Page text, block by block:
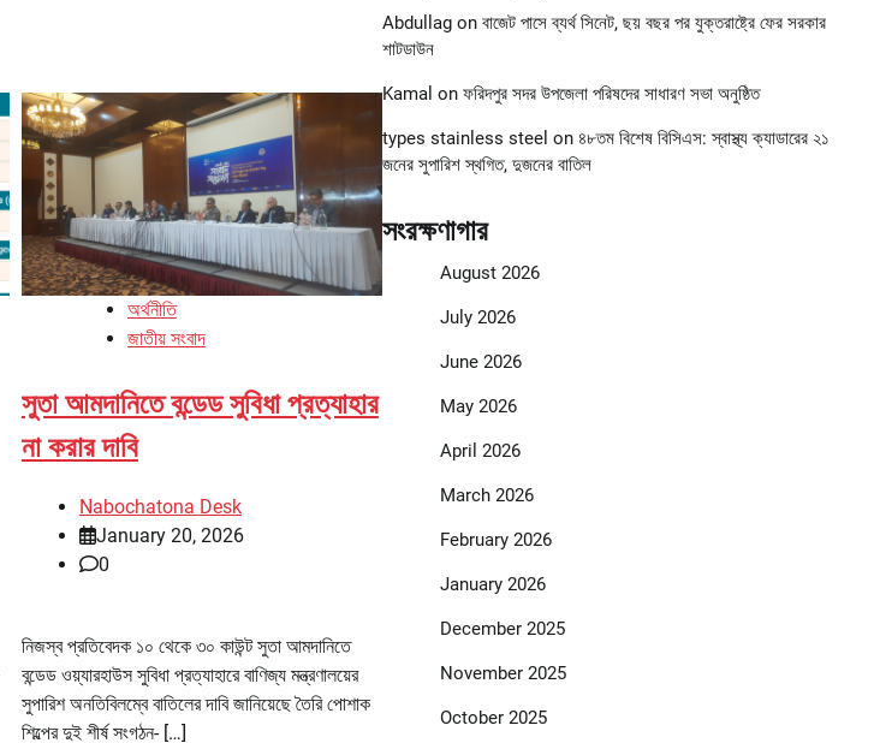
অর্থনীতি
জাতীয় সংবাদ
সুতা আমদানিতে বন্ডেড সুবিধা প্রত্যাহার
না করার দাবি
Nabochatona Desk
January 20, 2026
0
নিজস্ব প্রতিবেদক ১০ থেকে ৩০ কাউন্ট সুতা আমদানিতে
বন্ডেড ওয়্যারহাউস সুবিধা প্রত্যাহারে বাণিজ্য মন্ত্রণালয়ের
সুপারিশ অনতিবিলম্বে বাতিলের দাবি জানিয়েছে তৈরি পোশাক
শিল্পের দুই শীর্ষ সংগঠন- […]
Abdullagon বাজেট পাসে ব্যর্থ সিনেট, ছয় বছর পর যুক্তরাষ্ট্রে ফের সরকার
শাটডাউন
Kamal on ফরিদপুর সদর উপজেলা পরিষদের সাধারণ সভা অনুষ্ঠিত
types stainless steel on ৪৮তম বিশেষ বিসিএস: স্বাস্থ্য ক্যাডারের ২১
জনের সুপারিশ স্থগিত, দুজনের বাতিল
সংরক্ষণাগার
August 2026
July 2026
June 2026
May 2026
April 2026
March 2026
February 2026
January 2026
December 2025
November 2025
October 2025